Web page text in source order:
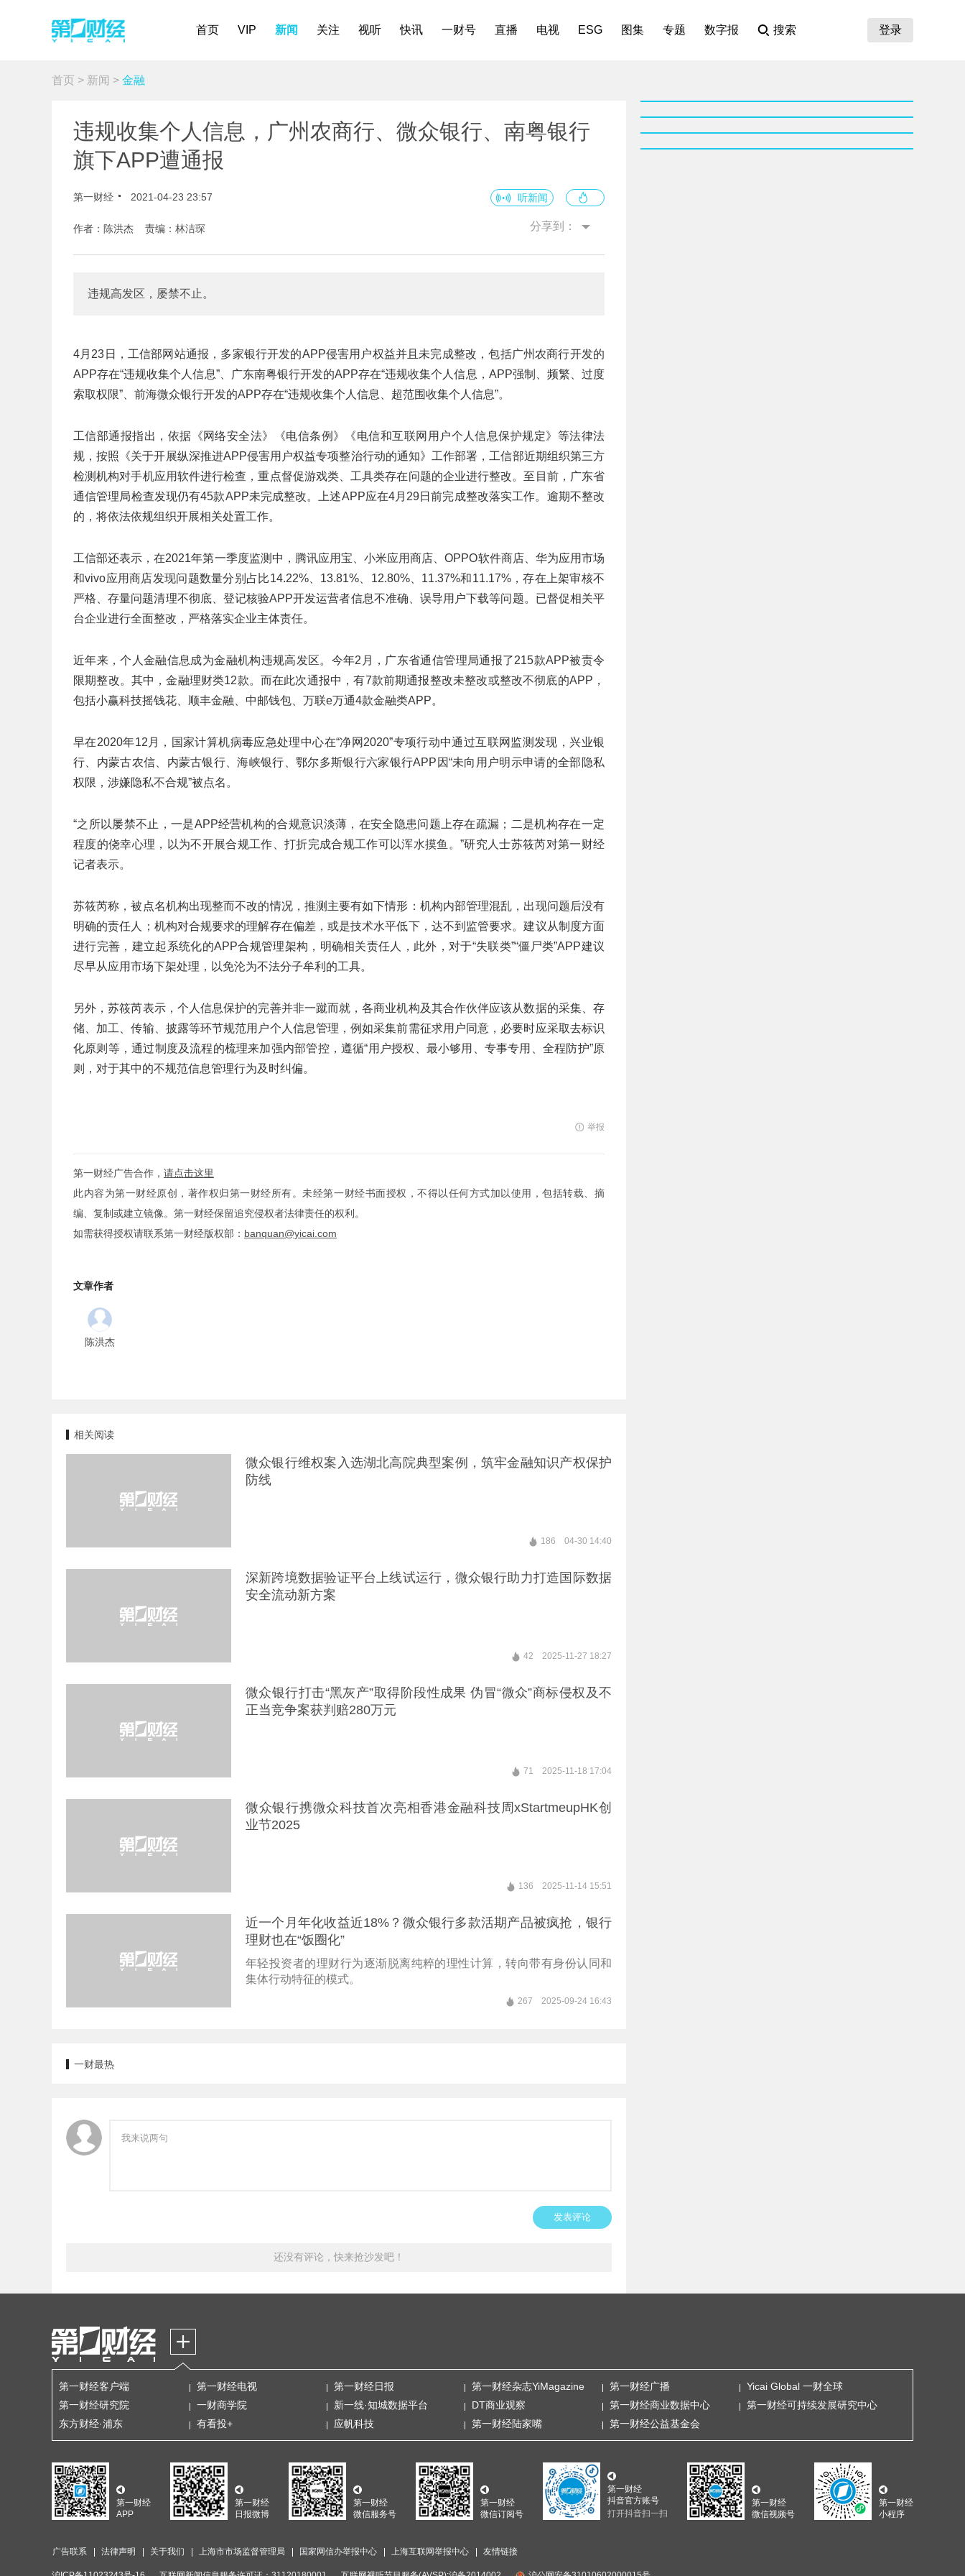
首页 VIP 新闻 关注 视听 快讯 一财号 直播 电视 ESG 图集 专题 数字报 搜索 登录
首页 > 新闻 > 金融
违规收集个人信息，广州农商行、微众银行、南粤银行
旗下APP遭通报
第一财经 2021-04-23 23:57 听新闻
作者：陈洪杰 责编：林洁琛 分享到：
违规高发区，屡禁不止。
4月23日，工信部网站通报，多家银行开发的APP侵害用户权益并且未完成整改，包括广州农商行开发的
APP存在“违规收集个人信息”、广东南粤银行开发的APP存在“违规收集个人信息，APP强制、频繁、过度
索取权限”、前海微众银行开发的APP存在“违规收集个人信息、超范围收集个人信息”。
工信部通报指出，依据《网络安全法》《电信条例》《电信和互联网用户个人信息保护规定》等法律法
规，按照《关于开展纵深推进APP侵害用户权益专项整治行动的通知》工作部署，工信部近期组织第三方
检测机构对手机应用软件进行检查，重点督促游戏类、工具类存在问题的企业进行整改。至目前，广东省
通信管理局检查发现仍有45款APP未完成整改。上述APP应在4月29日前完成整改落实工作。逾期不整改
的，将依法依规组织开展相关处置工作。
工信部还表示，在2021年第一季度监测中，腾讯应用宝、小米应用商店、OPPO软件商店、华为应用市场
和vivo应用商店发现问题数量分别占比14.22%、13.81%、12.80%、11.37%和11.17%，存在上架审核不
严格、存量问题清理不彻底、登记核验APP开发运营者信息不准确、误导用户下载等问题。已督促相关平
台企业进行全面整改，严格落实企业主体责任。
近年来，个人金融信息成为金融机构违规高发区。今年2月，广东省通信管理局通报了215款APP被责令
限期整改。其中，金融理财类12款。而在此次通报中，有7款前期通报整改未整改或整改不彻底的APP，
包括小赢科技摇钱花、顺丰金融、中邮钱包、万联e万通4款金融类APP。
早在2020年12月，国家计算机病毒应急处理中心在“净网2020”专项行动中通过互联网监测发现，兴业银
行、内蒙古农信、内蒙古银行、海峡银行、鄂尔多斯银行六家银行APP因“未向用户明示申请的全部隐私
权限，涉嫌隐私不合规”被点名。
“之所以屡禁不止，一是APP经营机构的合规意识淡薄，在安全隐患问题上存在疏漏；二是机构存在一定
程度的侥幸心理，以为不开展合规工作、打折完成合规工作可以浑水摸鱼。”研究人士苏筱芮对第一财经
记者表示。
苏筱芮称，被点名机构出现整而不改的情况，推测主要有如下情形：机构内部管理混乱，出现问题后没有
明确的责任人；机构对合规要求的理解存在偏差，或是技术水平低下，达不到监管要求。建议从制度方面
进行完善，建立起系统化的APP合规管理架构，明确相关责任人，此外，对于“失联类”“僵尸类”APP建议
尽早从应用市场下架处理，以免沦为不法分子牟利的工具。
另外，苏筱芮表示，个人信息保护的完善并非一蹴而就，各商业机构及其合作伙伴应该从数据的采集、存
储、加工、传输、披露等环节规范用户个人信息管理，例如采集前需征求用户同意，必要时应采取去标识
化原则等，通过制度及流程的梳理来加强内部管控，遵循“用户授权、最小够用、专事专用、全程防护”原
则，对于其中的不规范信息管理行为及时纠偏。
举报
第一财经广告合作， 请点击这里
此内容为第一财经原创，著作权归第一财经所有。未经第一财经书面授权，不得以任何方式加以使用，包括转载、摘
编、复制或建立镜像。第一财经保留追究侵权者法律责任的权利。
如需获得授权请联系第一财经版权部： banquan@yicai.com
文章作者
陈洪杰
相关阅读
微众银行维权案入选湖北高院典型案例，筑牢金融知识产权保护
防线
186 04-30 14:40
深新跨境数据验证平台上线试运行，微众银行助力打造国际数据
安全流动新方案
42 2025-11-27 18:27
微众银行打击“黑灰产”取得阶段性成果 伪冒“微众”商标侵权及不
正当竞争案获判赔280万元
71 2025-11-18 17:04
微众银行携微众科技首次亮相香港金融科技周xStartmeupHK创
业节2025
136 2025-11-14 15:51
近一个月年化收益近18%？微众银行多款活期产品被疯抢，银行
理财也在“饭圈化”
年轻投资者的理财行为逐渐脱离纯粹的理性计算，转向带有身份认同和
集体行动特征的模式。
267 2025-09-24 16:43
一财最热
发表评论
还没有评论，快来抢沙发吧！
第一财经客户端 第一财经电视 第一财经日报 第一财经杂志YiMagazine 第一财经广播
Yicai Global 一财全球
第一财经研究院
一财商学院 新一线·知城数据平台 DT商业观察 第一财经商业数据中心
第一财经可持续发展研究中心
东方财经·浦东
有看投+ 应帆科技 第一财经陆家嘴 第一财经公益基金会
第一财经
APP
第一财经
日报微博
第一财经
微信服务号
第一财经
微信订阅号
第一财经
抖音官方账号
打开抖音扫一扫
第一财经
微信视频号
第一财经
小程序
广告联系 法律声明 关于我们 上海市市场监督管理局 国家网信办举报中心 上海互联网举报中心 友情链接